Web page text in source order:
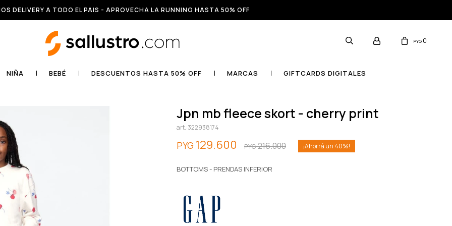
DELIVERY A TODO EL PAIS - APROVECHA LA RUNNING HASTA 50% OFF
NIÑA BEBÉ DESCUENTOS HASTA 50% OFF MARCAS GIFTCARDS DIGITALES
PYG 0
jpn mb fleece skort - cherry print
322938174
PYG 129.600 PYG216.000 40
BOTTOMS - PRENDAS INFERIOR